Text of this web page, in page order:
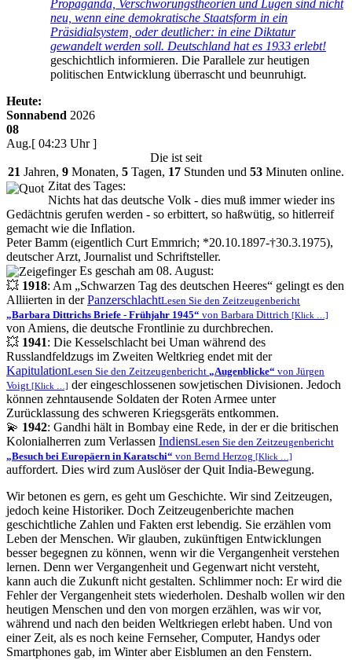
Propaganda, Verschwörungstheorien und Lügen sind nicht
neu, wenn eine demokratische Staatsform in ein
Präsidialsystem, oder deutlicher: in eine Diktatur
gewandelt werden soll. Deutschland hat es 1933 erlebt!
geschichtlich informieren. Die Parallele zur heutigen
politischen Entwicklung überrascht und beunruhigt.
Heute:
Sonnabend 2026
08
Aug.[ 04:23 Uhr ]
Die ist seit
21 Jahren, 9 Monaten, 5 Tagen, 17 Stunden und 53 Minuten online.
Zitat des Tages:
Nichts hat das deutsche Volk - dies muß immer wieder ins
Gedächtnis gerufen werden - so erbittert, so haßwütig, so hitlerreif
gemacht wie die Inflation.
Peter Bamm (eigentlich Curt Emmrich; *20.10.1897-†30.3.1975),
deutscher Arzt, Journalist und Schriftsteller.
Es geschah am 08. August:
💥 1918: Am Schwarzen Tag des deutschen Heeres
gelingt es den
Alliierten in derPanzerschlachtLesen Sie den Zeitzeugenbericht
Barbara Dittrichs Briefe - Frühjahr 1945
von Barbara Dittrich [Klick …]
von Amiens, die deutsche Frontlinie zu durchbrechen.
💥 1941: Die Kesselschlacht bei Uman während des
Russlandfeldzugs im Zweiten Weltkrieg endet mit der
KapitulationLesen Sie den Zeitzeugenbericht Augenblicke
von Jürgen
Voigt [Klick …] der eingeschlossenen sowjetischen Divisionen. Jedoch
können zehntausende Soldaten der Roten Armee unter
Zurücklassung des schweren Kriegsgeräts entkommen.
💫 1942: Gandhi hält in Bombay eine Rede, in der er die britischen
Kolonialherren zum Verlassen IndiensLesen Sie den Zeitzeugenbericht
Besuch bei Europäern in Karatschi
von Bernd Herzog [Klick …]
auffordert. Dies wird zum Auslöser der Quit India-Bewegung.
Wir betonen es gern, es geht um Geschichte. Wir sind Zeitzeugen,
jedoch keine Historiker. Doch Zeitzeugenberichte machen
geschichtliche Zahlen und Fakten erst lebendig. Sie erzählen vom
Leben der Menschen. Wir glauben, zukünftigen Entwicklungen
besser begegnen zu können, wenn wir die Vergangenheit verstehen
lernen. Denn wer Vergangenheit und Gegenwart nicht versteht,
kann auch die Zukunft nicht gestalten. Schlimmer noch: Er wird die
Fehler der Vergangenheit stets wiederholen. Deshalb wollen wir den
heutigen Menschen und den von morgen erzählen, was wir vor,
während und nach den beiden Weltkriegen erlebt haben. Und von
einer Zeit, als es noch keine Fernseher, Computer, Handys oder
Smartphones gab, im Winter aber Eisblumen an den Fenstern.